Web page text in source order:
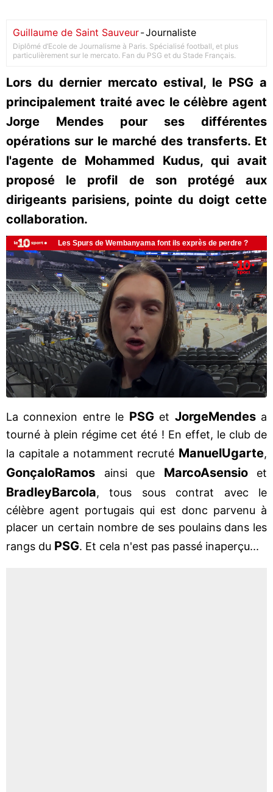
Guillaume de Saint Sauveur-Journaliste
Diplômé d’Ecole de Journalisme à Paris. Spécialisé football, et plus
particulièrement sur le mercato. Fan du PSG et du Stade Français.
Lors du dernier mercato estival, le PSG a
principalement traité avec le célèbre agent
Jorge Mendes pour ses différentes
opérations sur le marché des transferts. Et
l'agente de Mohammed Kudus, qui avait
proposé le profil de son protégé aux
dirigeants parisiens, pointe du doigt cette
collaboration.
La connexion entre le PSGet JorgeMendesa
tourné à plein régime cet été ! En effet, le club de
la capitale a notamment recruté ManuelUgarte,
GonçaloRamos ainsi que MarcoAsensioet
BradleyBarcola, tous sous contrat avec le
célèbre agent portugais qui est donc parvenu à
placer un certain nombre de ses poulains dans les
rangs du PSG. Et cela n'est pas passé inaperçu...